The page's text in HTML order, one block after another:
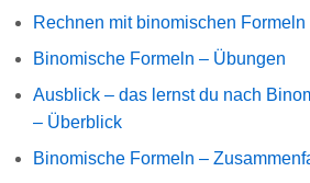
Rechnen mit binomischen Formeln
Binomische Formeln – Übungen
Ausblick – das lernst du nach
– Überblick
Binomische Formeln –